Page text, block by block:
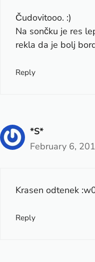
Čudovitooo. :)
Na sončku je res
rekla da je bolj
Reply
*S*
February 6,
Krasen odtenek
Reply